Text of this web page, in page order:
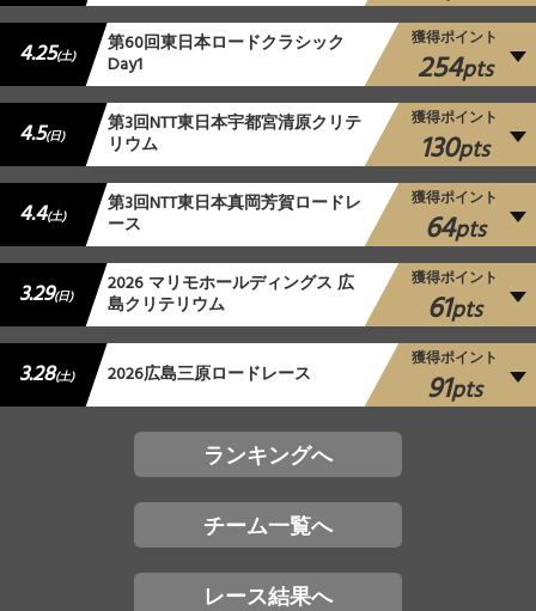
4.25(土) 第60回東日本ロードクラシック
Day1
獲得ポイント
254pts
4.5(日) 第3回NTT東日本宇都宮清原クリテ
リウム
獲得ポイント
130pts
4.4(土) 第3回NTT東日本真岡芳賀ロードレ
ース
獲得ポイント
64pts
3.29(日) 2026 マリモホールディングス 広
島クリテリウム
獲得ポイント
61pts
3.28(土) 2026広島三原ロードレース
獲得ポイント
91pts
ランキングへ
チーム一覧へ
レース結果へ